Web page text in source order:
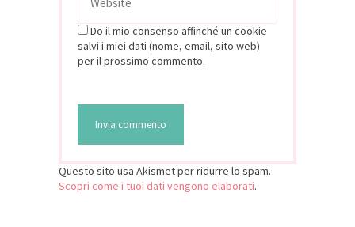
Do il mio consenso affinché un cookie
salvi i miei dati (nome, email, sito web)
per il prossimo commento.
Questo sito usa Akismet per ridurre lo spam.
Scopri come i tuoi dati vengono elaborati.